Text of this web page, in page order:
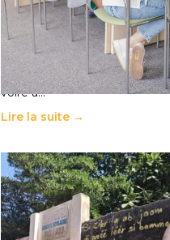
Le projet de loi sur la
l’enseignement supérieur
en lumière l’amplification d’un
système qui relègue l’acte
pédagogique au
voire à…
Lire la suite →